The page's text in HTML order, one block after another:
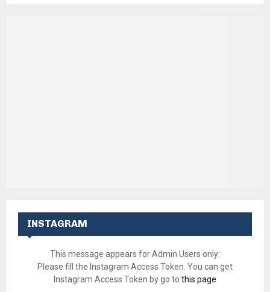
INSTAGRAM
This message appears for Admin Users only:
Please fill the Instagram Access Token. You can get
Instagram Access Token by go to this page